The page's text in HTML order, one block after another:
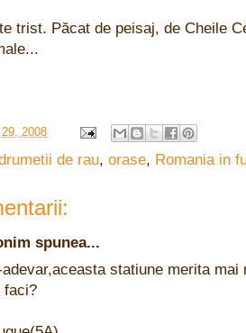
trist. Păcat de peisaj, de Cheile
2008
de rau, orase, Romania in
spunea...
statiune merita
faci?